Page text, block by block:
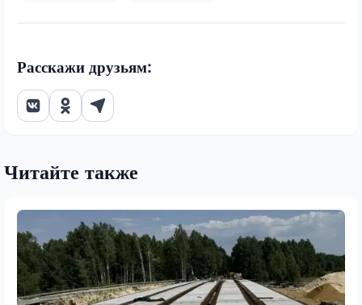
Расскажи друзьям:
Читайте также